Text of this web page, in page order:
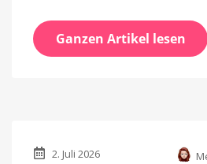
Ganzen Artikel lesen
2. Juli 2026